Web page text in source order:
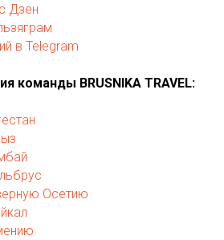
Дзен
в Telegram
команды BRUSNIKA TRAVEL:
Осетию